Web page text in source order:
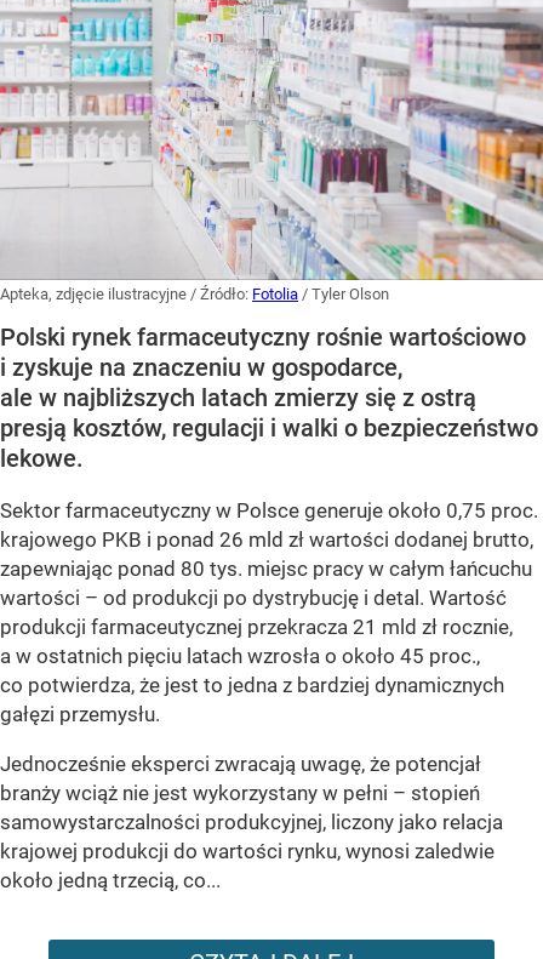
Apteka, zdjęcie ilustracyjne / Źródło: Fotolia / Tyler Olson
Polski rynek farmaceutyczny rośnie wartościowo
i zyskuje na znaczeniu w gospodarce,
ale w najbliższych latach zmierzy się z ostrą
presją kosztów, regulacji i walki o bezpieczeństwo
lekowe.
Sektor farmaceutyczny w Polsce generuje około 0,75 proc.
krajowego PKB i ponad 26 mld zł wartości dodanej brutto,
zapewniając ponad 80 tys. miejsc pracy w całym łańcuchu
wartości – od produkcji po dystrybucję i detal. Wartość
produkcji farmaceutycznej przekracza 21 mld zł rocznie,
a w ostatnich pięciu latach wzrosła o około 45 proc.,
co potwierdza, że jest to jedna z bardziej dynamicznych
gałęzi przemysłu.
Jednocześnie eksperci zwracają uwagę, że potencjał
branży wciąż nie jest wykorzystany w pełni – stopień
samowystarczalności produkcyjnej, liczony jako relacja
krajowej produkcji do wartości rynku, wynosi zaledwie
około jedną trzecią, co...